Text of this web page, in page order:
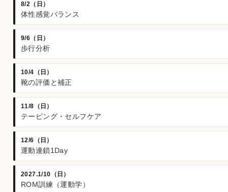
8/2（日）
体性感覚バランス
9/6（日）
歩行分析
10/4（日）
靴の評価と補正
11/8（日）
テーピング・セルフケア
12/6（日）
運動連鎖1Day
2027.1/10（日）
ROM訓練（運動学）